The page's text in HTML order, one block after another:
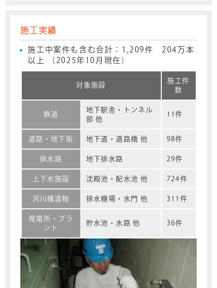
施工実績
施工中案件も含む合計：1,209件 204万本
以上 （2025年10月現在）
対象施設
施工件
数
鉄道
地下駅舎・トンネル
部 他
11件
道路・地下街 地下道・道路橋 他 98件
排水路 地下排水路 29件
上下水施設 沈殿池・配水池 他 724件
河川構造物 排水機場・水門 他 311件
発電所・プラ
ント
貯水池・水路 他 36件